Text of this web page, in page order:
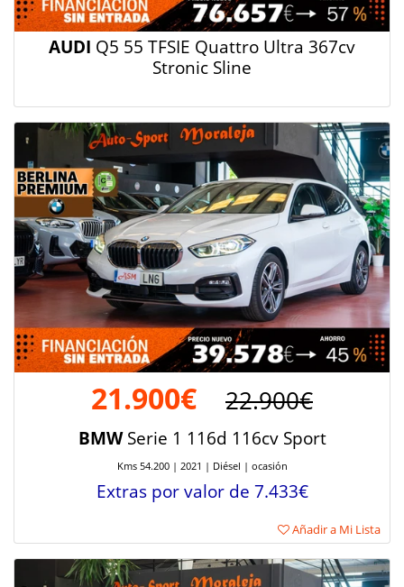
AUDI Q5 55 TFSIE Quattro Ultra 367cv
Stronic Sline
21.900€ 22.900€
BMWSerie 1 116d 116cv Sport
Kms 54.200 | 2021 | Diésel | ocasión
Extras por valor de 7.433€
Añadir a Mi Lista